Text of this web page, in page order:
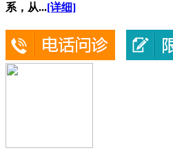
系，从...[详细]